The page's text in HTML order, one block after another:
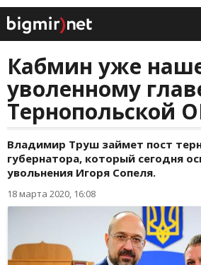
Кабмин уже
уволенному
Тернопольской
Владимир Труш займет пост
губернатора, который сегодня
увольнения Игоря Сопеля.
18 марта 2020, 16:08